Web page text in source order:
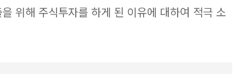
위해 주식투자를 하게 된 이유에 대하여 적극 소